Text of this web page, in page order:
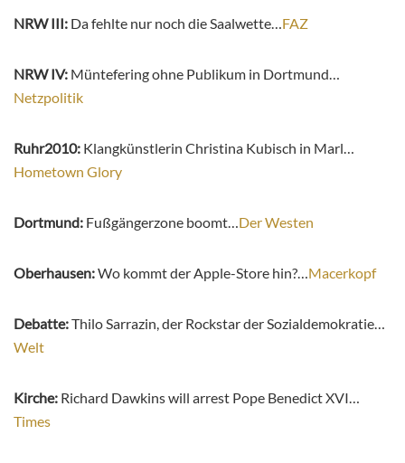
NRW III: Da fehlte nur noch die Saalwette…FAZ
NRW IV: Müntefering ohne Publikum in Dortmund…
Netzpolitik
Ruhr2010: Klangkünstlerin Christina Kubisch in Marl…
Hometown Glory
Dortmund: Fußgängerzone boomt…Der Westen
Oberhausen:Wo kommt der Apple-Store hin?…Macerkopf
Debatte:Thilo Sarrazin, der Rockstar der Sozialdemokratie…
Welt
Kirche: Richard Dawkins will arrest Pope Benedict XVI…
Times